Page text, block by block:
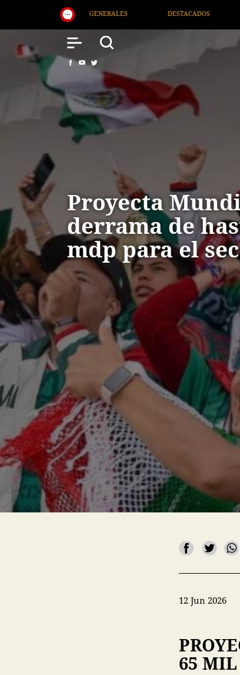
NACIONAL SALUD
Proyecta
derrama de
mdp para el
12 Jun 2026
65 MIL